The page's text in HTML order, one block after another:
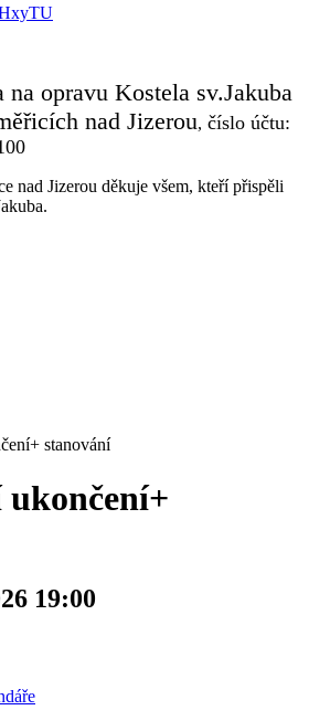
opravu Kostela sv.Jakuba
nad Jizerou, číslo účtu:
nad Jizerou děkuje všem, kteří přispěli
stanování
ukončení+
19:00